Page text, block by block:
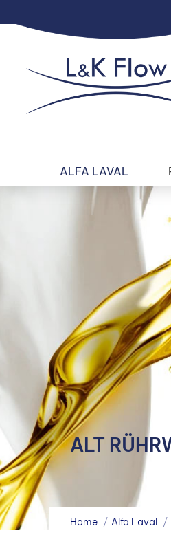
ALFA LAVAL
ALT
You are here:
Home Alfa Laval